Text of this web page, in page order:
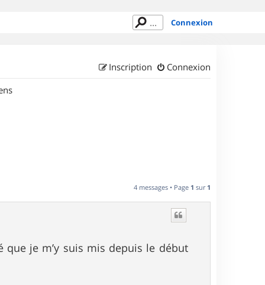
Connexion
Connexion
Inscription
4 messages • Page 1 sur 1
que je m’y suis mis depuis le début